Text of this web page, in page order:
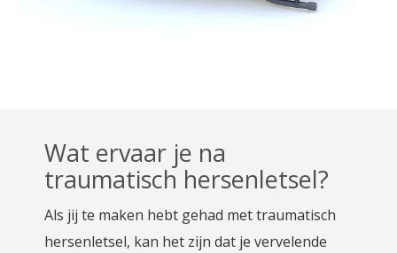
Wat ervaar je na
traumatisch hersenletsel?
Als jij te maken hebt gehad met traumatisch
hersenletsel, kan het zijn dat je vervelende